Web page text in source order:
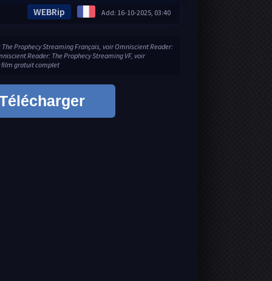
Add: 16-10-2025, 03:40
WEBRip
Prophecy Streaming Français, voir Omniscient Reader:
Reader: The Prophecy Streaming VF, voir
film gratuit complet